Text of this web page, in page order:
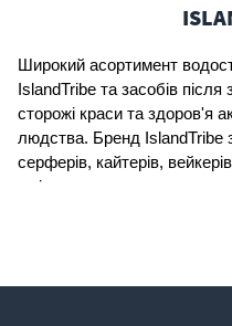
Широкий асортимент
IslandTribe та засобів після
сторожі краси та здоров'я
людства. Бренд IslandTribe
серферів, кайтерів,
шкіри: кремами, спреями,